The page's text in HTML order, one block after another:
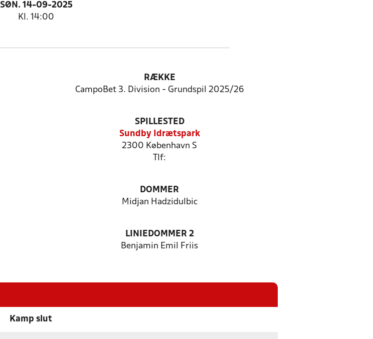
SØN. 14-09-2025
Kl. 14:00
RÆKKE
CampoBet 3. Division - Grundspil 2025/26
SPILLESTED
Sundby Idrætspark
2300 København S
Tlf:
DOMMER
Midjan Hadzidulbic
LINIEDOMMER 2
Benjamin Emil Friis
Kamp slut